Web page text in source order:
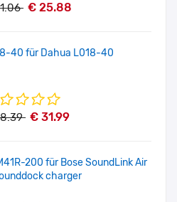
€ 25.88
40 für Dahua L018-40
€ 31.99
200 für Bose SoundLink Air
charger